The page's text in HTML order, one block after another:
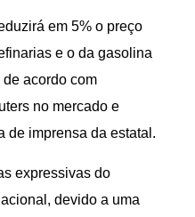
em 5% o preço
e o da gasolina
acordo com
no mercado e
de imprensa da estatal.
expressivas do
devido a uma